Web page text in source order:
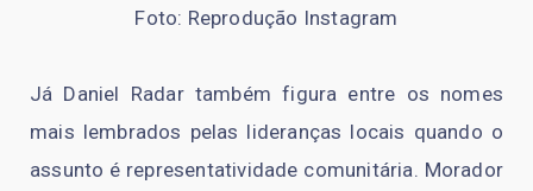
Foto: Reprodução Instagram
Já Daniel Radar também figura entre os nomes
mais lembrados pelas lideranças locais quando o
assunto é representatividade comunitária. Morador